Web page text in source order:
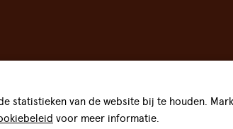
statistieken van de website bij te houden.
voor meer informatie.